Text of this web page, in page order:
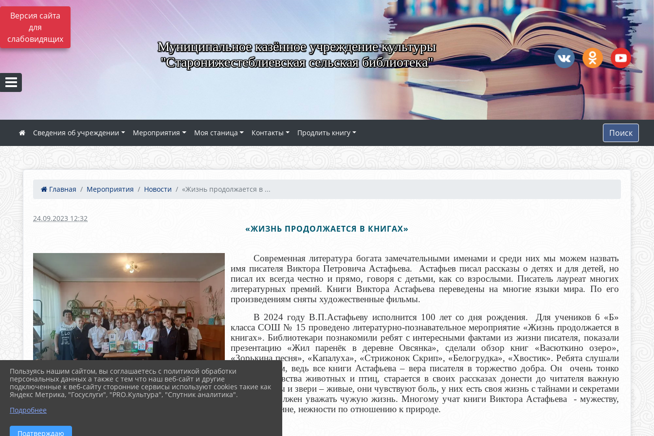
Версия сайта
для
слабовидящих
Муниципальное казённое учреждение культуры
"Старонижестеблиевская сельская библиотека"
Сведения об учреждении Мероприятия Моя станица Контакты Продлить книгу Поиск
Главная Мероприятия Новости «Жизнь продолжается в ...
24.09.2023 12:32
«ЖИЗНЬ ПРОДОЛЖАЕТСЯ В КНИГАХ»
Современная литература богата замечательными именами и среди них мы можем назвать
имя писателя Виктора Петровича Астафьева.
Астафьев писал рассказы о детях и для детей, но
писал их всегда честно и прямо, говоря с детьми, как со взрослыми. Писатель лауреат многих
литературных премий. Книги Виктора Астафьева переведены на многие языки мира. По его
произведениям сняты художественные фильмы.
В 2024 году В.П.Астафьеву исполнится 100 лет со дня рождения. Для учеников 6 «Б»
класса СОШ № 15 проведено литературно-познавательное мероприятие «Жизнь продолжается в
книгах». Библиотекари познакомили ребят с интересными фактами из жизни писателя, показали
презентацию «Жил паренёк в деревне Овсянка», сделали обзор книг «Васюткино озеро»,
«Зорькина песня», «Капалуха», «Стрижонок Скрип», «Белогрудка», «Хвостик». Ребята слушали
с замиранием, ведь все книги Астафьева – вера писателя в торжество добра.Он очень тонко
понимает чувства животных и птиц, старается в своих рассказах донести до читателя важную
мысль: птицы и звери – живые, они чувствуют боль, у них есть своя жизнь с тайнами и секретами
и человек должен уважать чужую жизнь.Многому учат книги Виктора Астафьева - мужеству,
любви к Родине, нежности по отношению к природе.
Пользуясь нашим сайтом, вы соглашаетесь с политикой обработки
персональных данных а также с тем что наш веб-сайт и другие
подключенные к веб-сайту сторонние сервисы используют cookies такие как
Яндекс Метрика, "Госуслуги", "PRO.Культура", "Спутник аналитика".
Подробнее
Подтверждаю